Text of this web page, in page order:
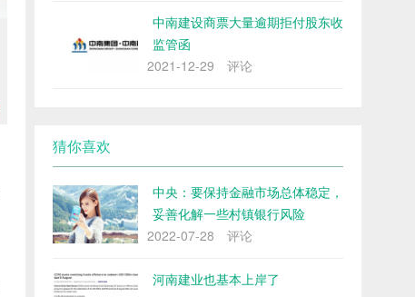
中南建设商票大量逾期拒付股东收
监管函
2021-12-29
评论
猜你喜欢
中央：要保持金融市场总体稳定，
妥善化解一些村镇银行风险
2022-07-28
评论
河南建业也基本上岸了